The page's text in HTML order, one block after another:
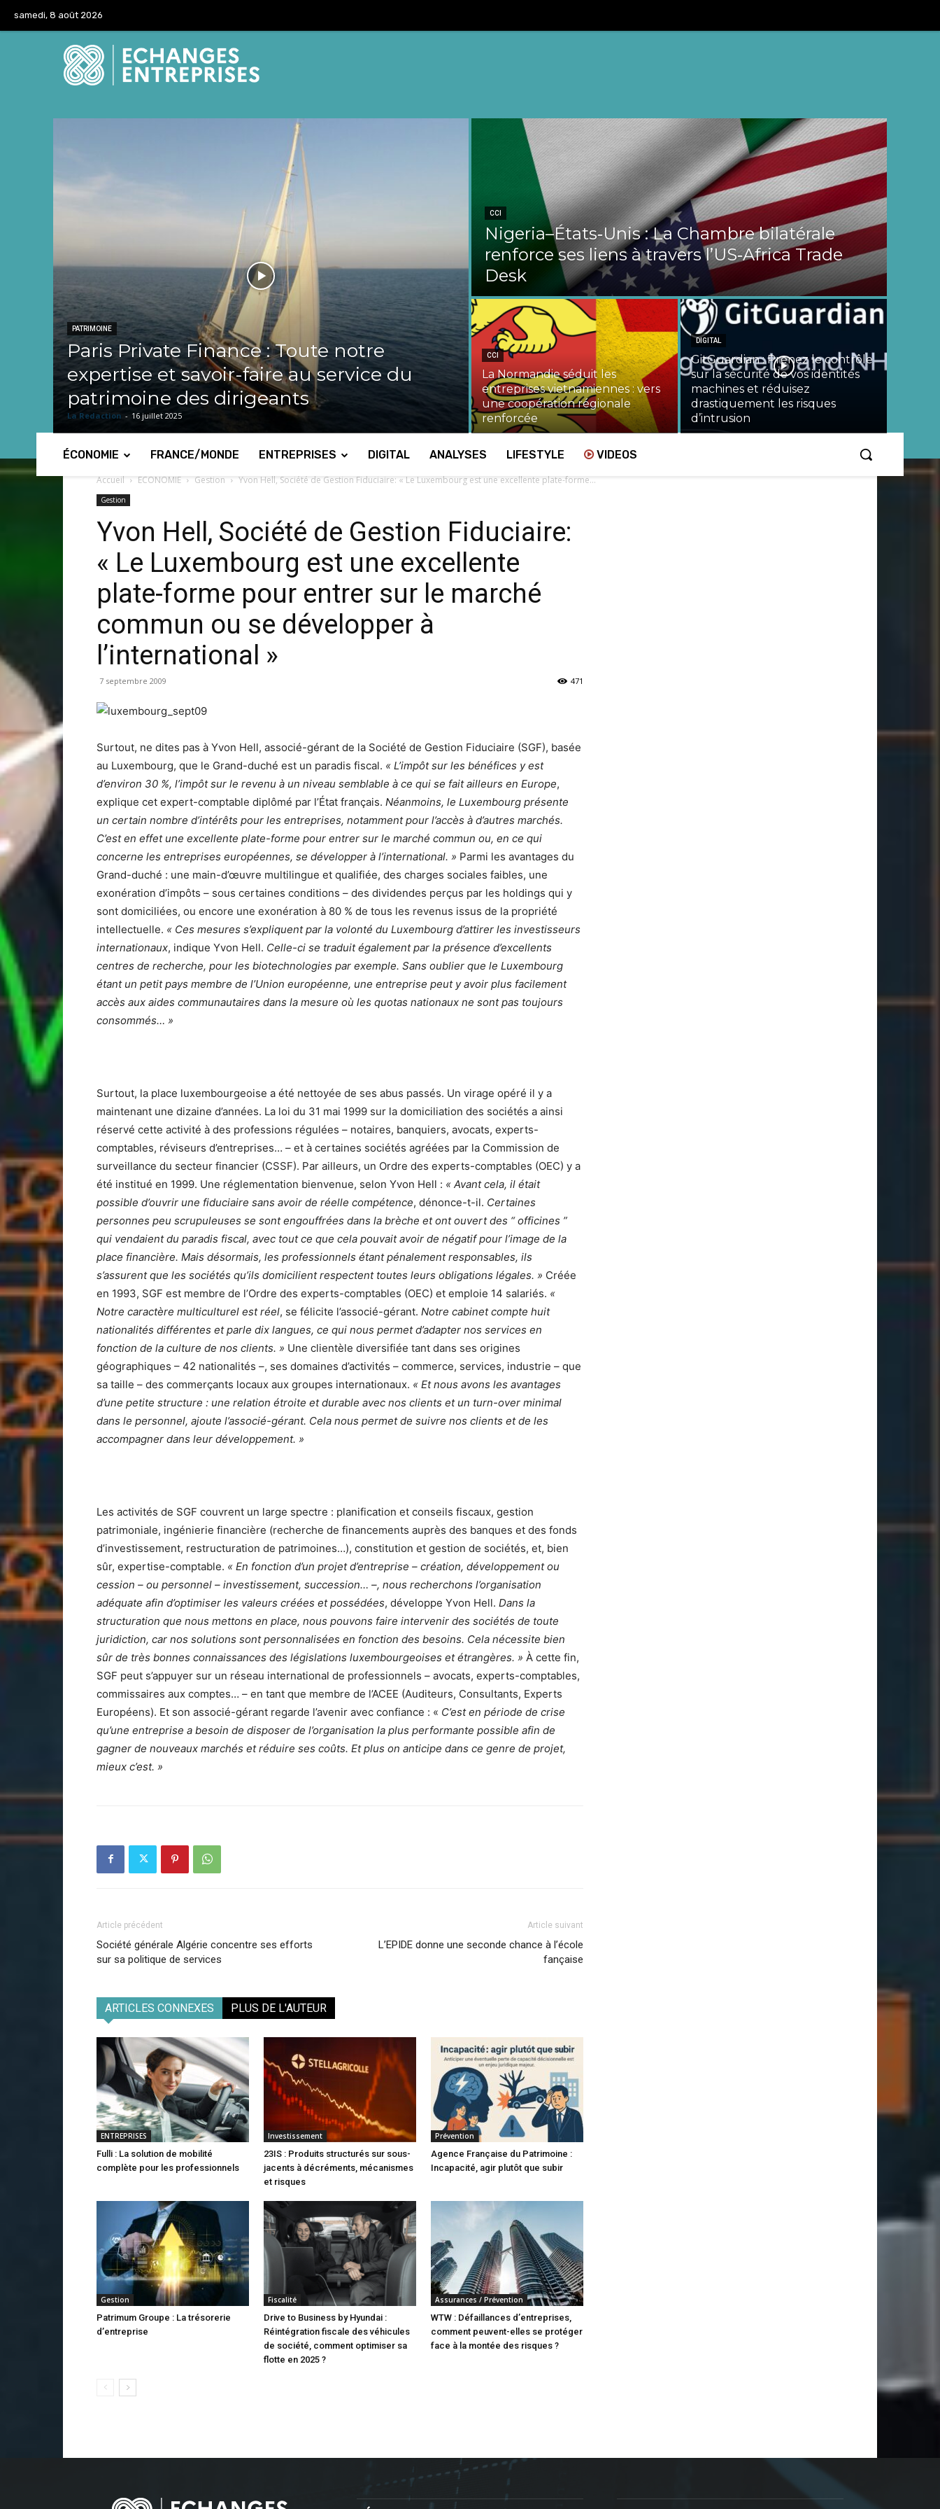
samedi, 8 août 2026
PATRIMOINE
Paris Private Finance : Toute notre
expertise et savoir-faire au service du
patrimoine des dirigeants
La Redaction - 16 juillet 2025
CCI
Nigeria–États‑Unis : La Chambre bilatérale
renforce ses liens à travers l’US‑Africa Trade
Desk
CCI
La Normandie séduit les
entreprises vietnamiennes : vers
une coopération régionale
renforcée
DIGITAL
GitGuardian : Prenez le contrôle
sur la sécurité de vos identités
machines et réduisez
drastiquement les risques
d’intrusion
ÉCONOMIE FRANCE/MONDE ENTREPRISES DIGITAL ANALYSES LIFESTYLE VIDEOS
Accueil ECONOMIE Gestion Yvon Hell, Société de Gestion Fiduciaire: « Le Luxembourg est une excellente plate-forme...
Gestion
Yvon Hell, Société de Gestion Fiduciaire:
« Le Luxembourg est une excellente
plate-forme pour entrer sur le marché
commun ou se développer à
l’international »
7 septembre 2009 471
Surtout, ne dites pas à Yvon Hell, associé-gérant de la Société de Gestion Fiduciaire (SGF), basée
au Luxembourg, que le Grand-duché est un paradis fiscal. « L’impôt sur les bénéfices y est
d’environ 30 %, l’impôt sur le revenu à un niveau semblable à ce qui se fait ailleurs en Europe,
explique cet expert-comptable diplômé par l’État français. Néanmoins, le Luxembourg présente
un certain nombre d’intérêts pour les entreprises, notamment pour l’accès à d’autres marchés.
C’est en effet une excellente plate-forme pour entrer sur le marché commun ou, en ce qui
concerne les entreprises européennes, se développer à l’international. » Parmi les avantages du
Grand-duché : une main-d’œuvre multilingue et qualifiée, des charges sociales faibles, une
exonération d’impôts – sous certaines conditions – des dividendes perçus par les holdings qui y
sont domiciliées, ou encore une exonération à 80 % de tous les revenus issus de la propriété
intellectuelle. « Ces mesures s’expliquent par la volonté du Luxembourg d’attirer les investisseurs
internationaux, indique Yvon Hell. Celle-ci se traduit également par la présence d’excellents
centres de recherche, pour les biotechnologies par exemple. Sans oublier que le Luxembourg
étant un petit pays membre de l’Union européenne, une entreprise peut y avoir plus facilement
accès aux aides communautaires dans la mesure où les quotas nationaux ne sont pas toujours
consommés… »
Surtout, la place luxembourgeoise a été nettoyée de ses abus passés. Un virage opéré il y a
maintenant une dizaine d’années. La loi du 31 mai 1999 sur la domiciliation des sociétés a ainsi
réservé cette activité à des professions régulées – notaires, banquiers, avocats, experts-
comptables, réviseurs d’entreprises… – et à certaines sociétés agréées par la Commission de
surveillance du secteur financier (CSSF). Par ailleurs, un Ordre des experts-comptables (OEC) y a
été institué en 1999. Une réglementation bienvenue, selon Yvon Hell : « Avant cela, il était
possible d’ouvrir une fiduciaire sans avoir de réelle compétence, dénonce-t-il. Certaines
personnes peu scrupuleuses se sont engouffrées dans la brèche et ont ouvert des “ officines ”
qui vendaient du paradis fiscal, avec tout ce que cela pouvait avoir de négatif pour l’image de la
place financière. Mais désormais, les professionnels étant pénalement responsables, ils
s’assurent que les sociétés qu’ils domicilient respectent toutes leurs obligations légales. » Créée
en 1993, SGF est membre de l’Ordre des experts-comptables (OEC) et emploie 14 salariés. «
Notre caractère multiculturel est réel, se félicite l’associé-gérant. Notre cabinet compte huit
nationalités différentes et parle dix langues, ce qui nous permet d’adapter nos services en
fonction de la culture de nos clients. » Une clientèle diversifiée tant dans ses origines
géographiques – 42 nationalités –, ses domaines d’activités – commerce, services, industrie – que
sa taille – des commerçants locaux aux groupes internationaux. « Et nous avons les avantages
d’une petite structure : une relation étroite et durable avec nos clients et un turn-over minimal
dans le personnel, ajoute l’associé-gérant. Cela nous permet de suivre nos clients et de les
accompagner dans leur développement. »
Les activités de SGF couvrent un large spectre : planification et conseils fiscaux, gestion
patrimoniale, ingénierie financière (recherche de financements auprès des banques et des fonds
d’investissement, restructuration de patrimoines…), constitution et gestion de sociétés, et, bien
sûr, expertise-comptable. « En fonction d’un projet d’entreprise – création, développement ou
cession – ou personnel – investissement, succession… –, nous recherchons l’organisation
adéquate afin d’optimiser les valeurs créées et possédées, développe Yvon Hell. Dans la
structuration que nous mettons en place, nous pouvons faire intervenir des sociétés de toute
juridiction, car nos solutions sont personnalisées en fonction des besoins. Cela nécessite bien
sûr de très bonnes connaissances des législations luxembourgeoises et étrangères. » À cette fin,
SGF peut s’appuyer sur un réseau international de professionnels – avocats, experts-comptables,
commissaires aux comptes… – en tant que membre de l’ACEE (Auditeurs, Consultants, Experts
Européens). Et son associé-gérant regarde l’avenir avec confiance : « C’est en période de crise
qu’une entreprise a besoin de disposer de l’organisation la plus performante possible afin de
gagner de nouveaux marchés et réduire ses coûts. Et plus on anticipe dans ce genre de projet,
mieux c’est. »
Article précédent
Société générale Algérie concentre ses efforts
sur sa politique de services
Article suivant
L’EPIDE donne une seconde chance à l’école
fançaise
ARTICLES CONNEXES PLUS DE L'AUTEUR
ENTREPRISES
Fulli : La solution de mobilité
complète pour les professionnels
Investissement
23IS : Produits structurés sur sous-
jacents à décréments, mécanismes
et risques
Prévention
Agence Française du Patrimoine :
Incapacité, agir plutôt que subir
Gestion
Patrimum Groupe : La trésorerie
d’entreprise
Fiscalité
Drive to Business by Hyundai :
Réintégration fiscale des véhicules
de société, comment optimiser sa
flotte en 2025 ?
Assurances / Prévention
WTW : Défaillances d’entreprises,
comment peuvent-elles se protéger
face à la montée des risques ?